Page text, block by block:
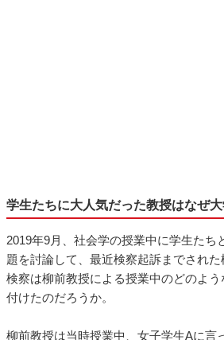
学生たちに大人気だった教授はなぜ
2019年9月、社会学の授業中に学生たち
題を討論して、最近検察起訴までされた
検察は柳前教授による授業中のどのよ
付けたのだろうか。
柳前教授は当時授業中、女子学生Aに言